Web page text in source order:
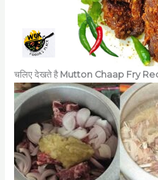
चलिए देखते है Mutton Chaap Fry